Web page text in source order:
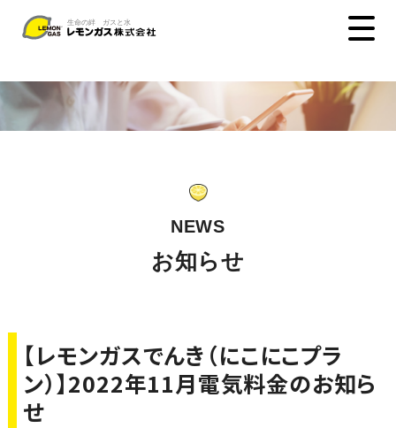
NEWS
お知らせ
【レモンガスでんき（にこにこプラ
ン）】2022年11月電気料金のお知ら
せ